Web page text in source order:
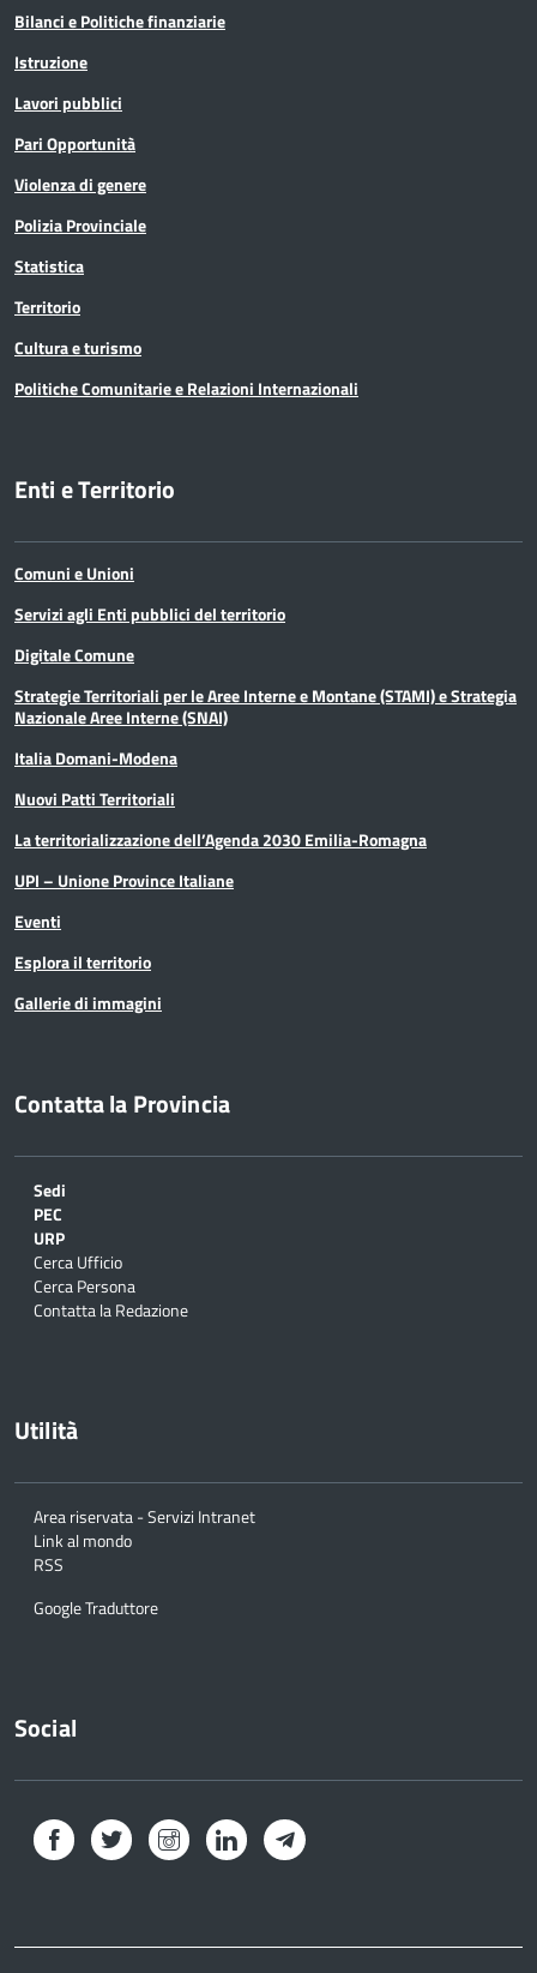
Bilanci e Politiche finanziarie
Istruzione
Lavori pubblici
Pari Opportunità
Violenza di genere
Polizia Provinciale
Statistica
Territorio
Cultura e turismo
Politiche Comunitarie e Relazioni Internazionali
Enti e Territorio
Comuni e Unioni
Servizi agli Enti pubblici del territorio
Digitale Comune
Strategie Territoriali per le Aree Interne e Montane (STAMI) e Strategia
Nazionale Aree Interne (SNAI)
Italia Domani-Modena
Nuovi Patti Territoriali
La territorializzazione dell’Agenda 2030 Emilia-Romagna
UPI – Unione Province Italiane
Eventi
Esplora il territorio
Gallerie di immagini
Contatta la Provincia
Sedi
PEC
URP
Cerca Ufficio
Cerca Persona
Contatta la Redazione
Utilità
Area riservata - Servizi Intranet
Link al mondo
RSS
Google Traduttore
Social
Facebook Twitter InstagramLinkedInTelegram